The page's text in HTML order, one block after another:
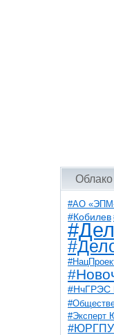
Облако
#АО
#Кобилев
#НчГРЭС
#Эксперт